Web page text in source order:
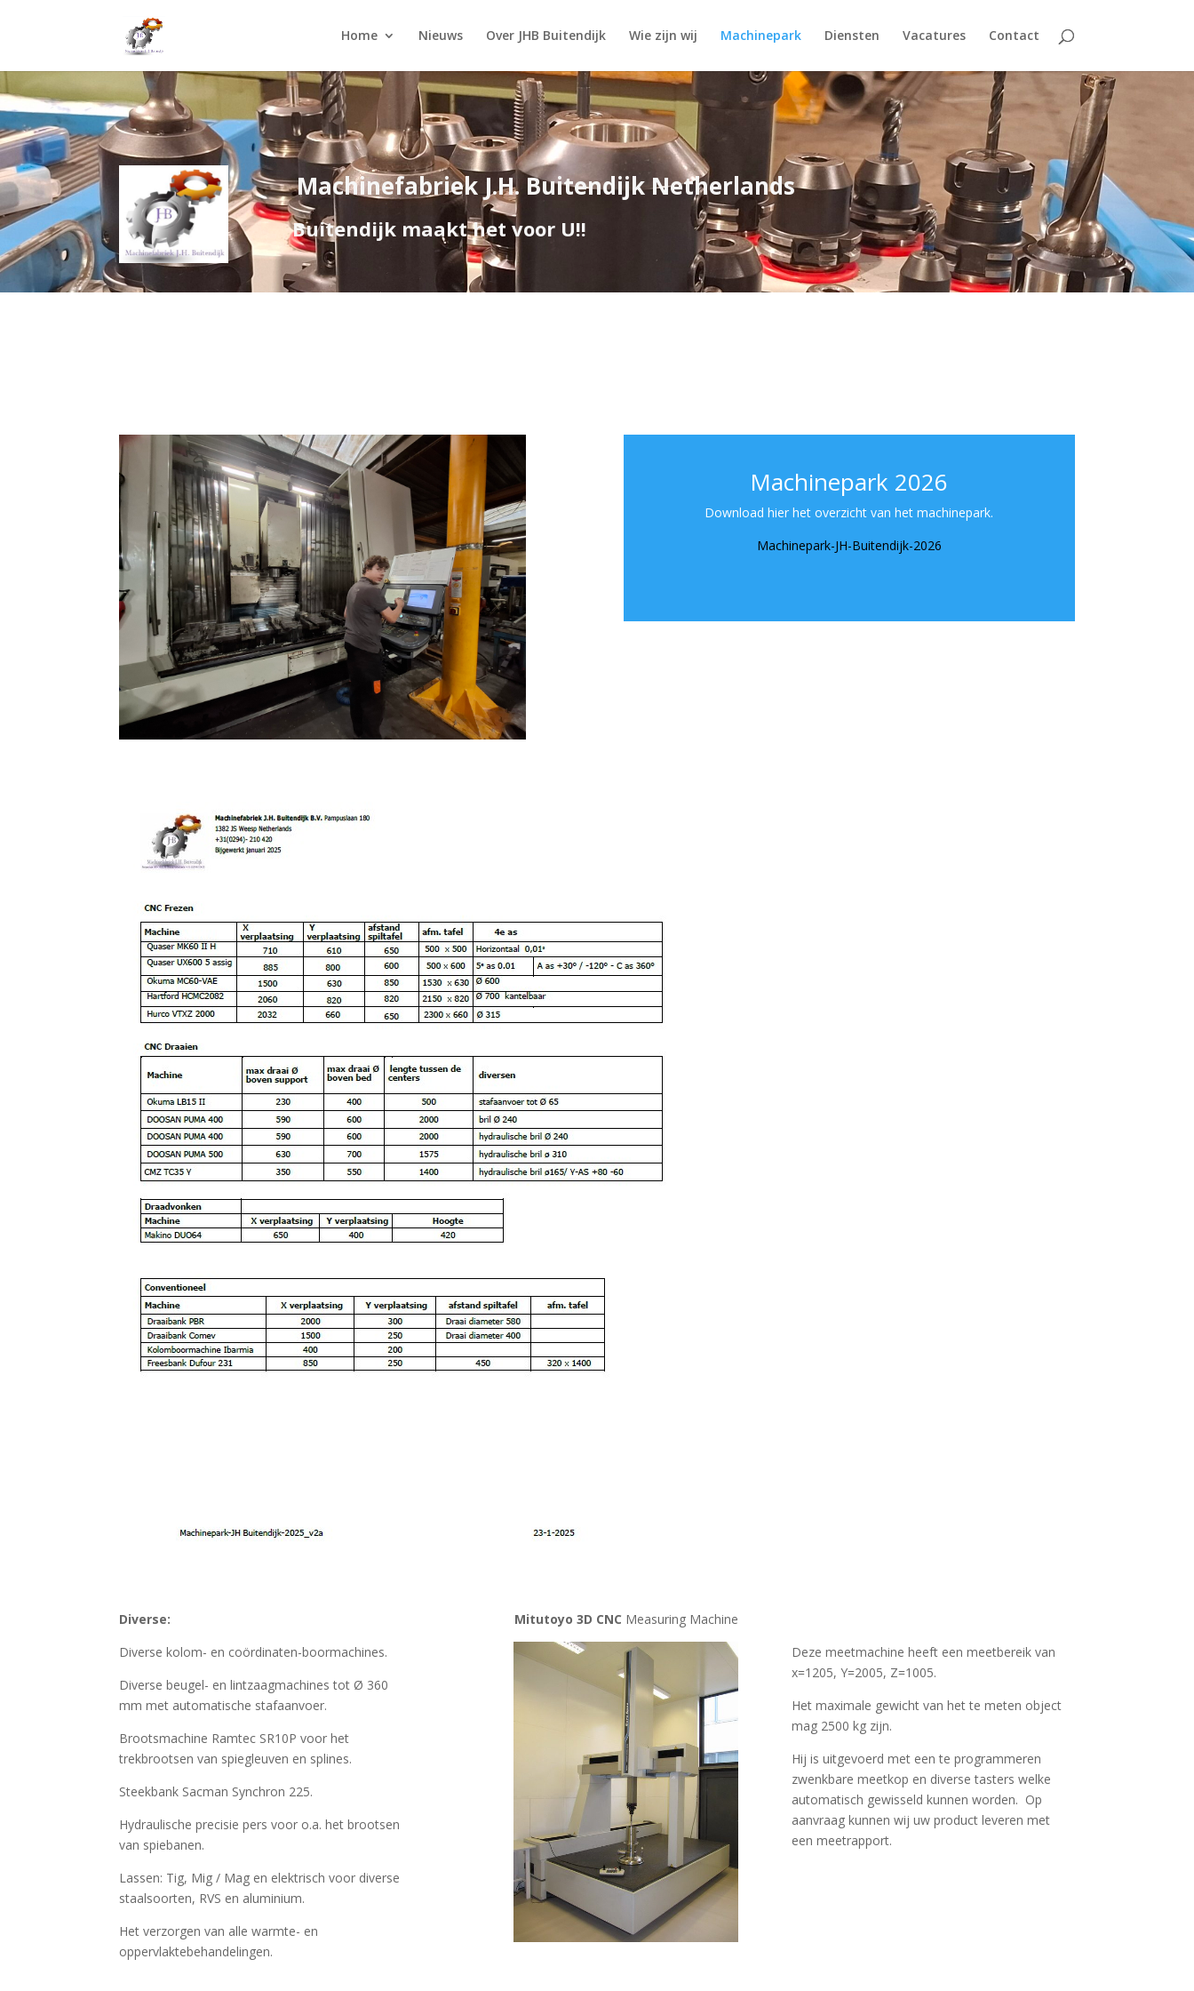
Home Nieuws Over JHB Buitendijk Wie zijn wij Machinepark Diensten Vacatures Contact
Machinefabriek J.H. Buitendijk Netherlands
Buitendijk maakt het voor U!!
Machinepark 2026
Download hier het overzicht van het machinepark.
Machinepark-JH-Buitendijk-2026
Diverse:
Diverse kolom- en coördinaten-boormachines.
Diverse beugel- en lintzaagmachines tot Ø 360
mm met automatische stafaanvoer.
Brootsmachine Ramtec SR10P voor het
trekbrootsen van spiegleuven en splines.
Steekbank Sacman Synchron 225.
Hydraulische precisie pers voor o.a. het brootsen
van spiebanen.
Lassen: Tig, Mig / Mag en elektrisch voor diverse
staalsoorten, RVS en aluminium.
Het verzorgen van alle warmte- en
oppervlaktebehandelingen.
Mitutoyo 3D CNC Measuring Machine
Deze meetmachine heeft een meetbereik van
x=1205, Y=2005, Z=1005.
Het maximale gewicht van het te meten object
mag 2500 kg zijn.
Hij is uitgevoerd met een te programmeren
zwenkbare meetkop en diverse tasters welke
automatisch gewisseld kunnen worden. Op
aanvraag kunnen wij uw product leveren met
een meetrapport.